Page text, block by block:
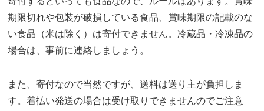
期限切れや包装が破損している食品、賞味期限の記載のな
い食品（米は除く）は寄付できません。冷蔵品・冷凍品の
場合は、事前に連絡しましょう。
また、寄付なので当然ですが、送料は送り主が負担しま
す。着払い発送の場合は受け取りできませんのでご注意